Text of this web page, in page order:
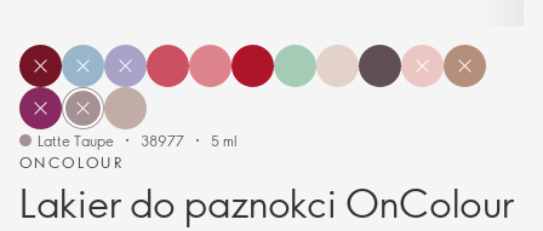
ONCOLOUR
Lakier do paznokci OnColour
Latte Taupe 38977 5 ml